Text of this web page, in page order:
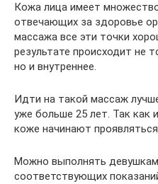
Кожа лица имеет
отвечающих за здоровье
массажа все эти точки
результате происходит не
но и внутреннее.
Идти на такой массаж
уже больше 25 лет. Так как
коже начинают
Можно выполнять
соответствующих